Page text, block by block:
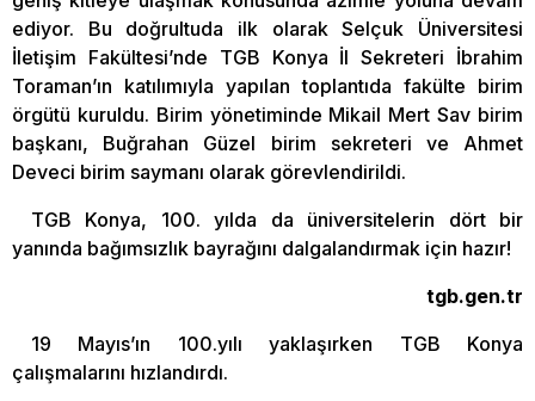
ediyor. Bu doğrultuda ilk olarak Selçuk Üniversitesi
İletişim Fakültesi’nde TGB Konya İl Sekreteri İbrahim
Toraman’ın katılımıyla yapılan toplantıda fakülte birim
örgütü kuruldu. Birim yönetiminde Mikail Mert Sav birim
başkanı, Buğrahan Güzel birim sekreteri ve Ahmet
Deveci birim saymanı olarak görevlendirildi.
TGB Konya, 100. yılda da üniversitelerin dört bir
yanında bağımsızlık bayrağını dalgalandırmak için hazır!
tgb.gen.tr
19 Mayıs’ın 100.yılı yaklaşırken TGB Konya
çalışmalarını hızlandırdı.